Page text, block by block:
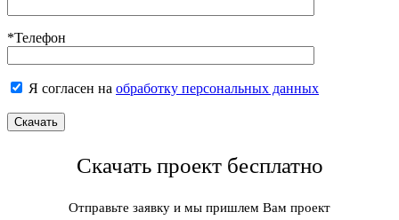
*Телефон
Я согласен на обработку персональных данных
Скачать проект бесплатно
Отправьте заявку и мы пришлем Вам проект